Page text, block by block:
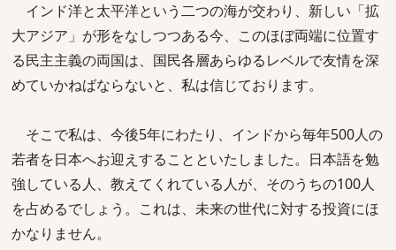
インド洋と太平洋という二つの海が交わり、新しい「拡
大アジア」が形をなしつつある今、このほぼ両端に位置す
る民主主義の両国は、国民各層あらゆるレベルで友情を深
めていかねばならないと、私は信じております。
そこで私は、今後5年にわたり、インドから毎年500人の
若者を日本へお迎えすることといたしました。日本語を勉
強している人、教えてくれている人が、そのうちの100人
を占めるでしょう。これは、未来の世代に対する投資にほ
かなりません。